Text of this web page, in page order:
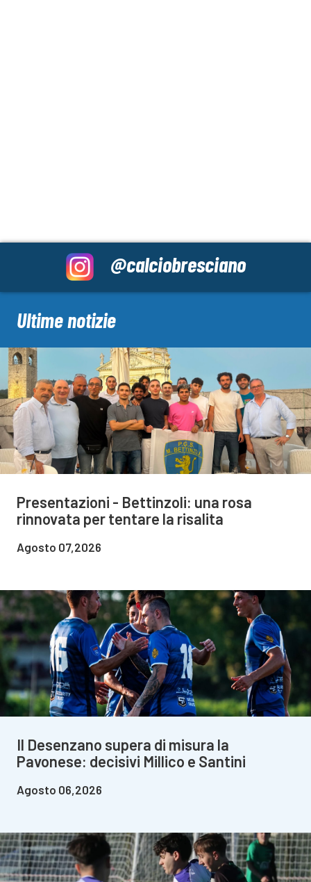
@calciobresciano
Ultime notizie
Presentazioni - Bettinzoli: una rosa
rinnovata per tentare la risalita
Agosto 07,2026
Il Desenzano supera di misura la
Pavonese: decisivi Millico e Santini
Agosto 06,2026